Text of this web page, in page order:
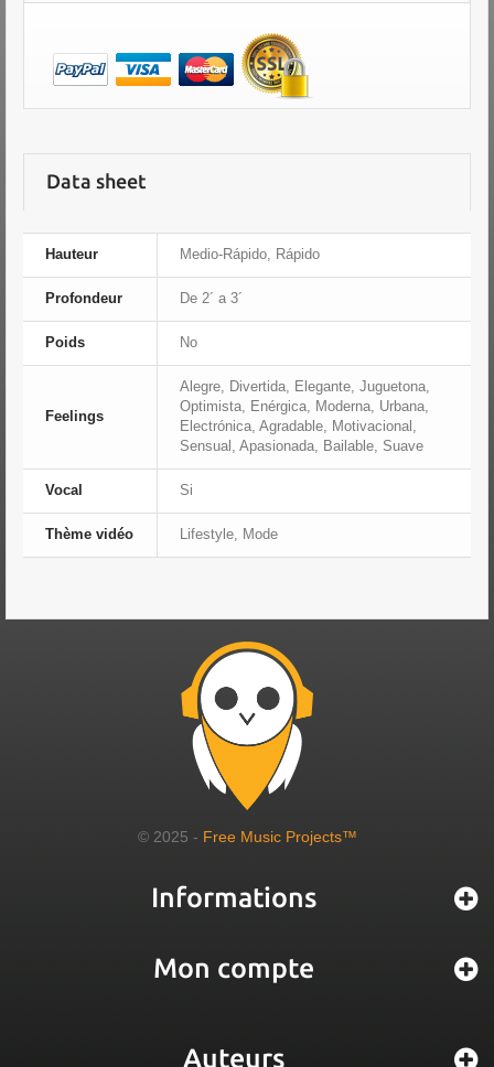
Data sheet
Hauteur Medio-Rápido, Rápido
Profondeur De 2´ a 3´
Poids No
Feelings
Alegre, Divertida, Elegante, Juguetona,
Optimista, Enérgica, Moderna, Urbana,
Electrónica, Agradable, Motivacional,
Sensual, Apasionada, Bailable, Suave
Vocal Si
Thème vidéo Lifestyle, Mode
© 2025 - Free Music Projects™
Informations
Mon compte
Auteurs